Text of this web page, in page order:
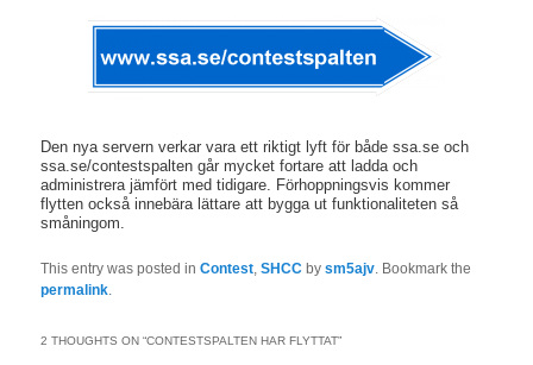
Den nya servern verkar vara ett riktigt lyft för både ssa.se och
ssa.se/contestspalten går mycket fortare att ladda och
administrera jämfört med tidigare. Förhoppningsvis kommer
flytten också innebära lättare att bygga ut funktionaliteten så
småningom.
This entry was posted inContest ,SHCC bysm5ajv . Bookmark the
permalink
2 THOUGHTS ON “CONTESTSPALTEN HAR FLYTTAT”